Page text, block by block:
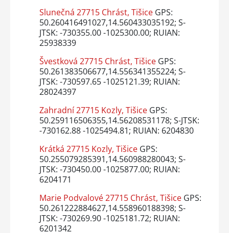
Slunečná 27715 Chrást, TišiceGPS:
50.260416491027,14.560433035192; S-
JTSK: -730355.00 -1025300.00; RUIAN:
25938339
Švestková 27715 Chrást, TišiceGPS:
50.261383506677,14.556341355224; S-
JTSK: -730597.65 -1025121.39; RUIAN:
28024397
Zahradní 27715 Kozly, TišiceGPS:
50.259116506355,14.56208531178; S-JTSK:
-730162.88 -1025494.81; RUIAN: 6204830
Krátká 27715 Kozly, TišiceGPS:
50.255079285391,14.560988280043; S-
JTSK: -730450.00 -1025877.00; RUIAN:
6204171
Marie Podvalové 27715 Chrást, TišiceGPS:
50.261222884627,14.558960188398; S-
JTSK: -730269.90 -1025181.72; RUIAN:
6201342